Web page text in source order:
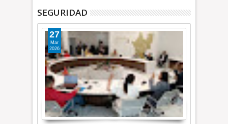
SEGURIDAD
27
Mar
2026